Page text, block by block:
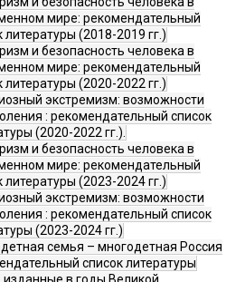
мире: рекомендательный
литературы (2018-2019 гг.)
и безопасность человека в
мире: рекомендательный
литературы (2020-2022 гг.)
экстремизм: возможности
: рекомендательный список
(2020-2022 гг.).
и безопасность человека в
мире: рекомендательный
литературы (2023-2024 гг.)
экстремизм: возможности
: рекомендательный список
(2023-2024 гг.)
семья – многодетная Россия
список литературы